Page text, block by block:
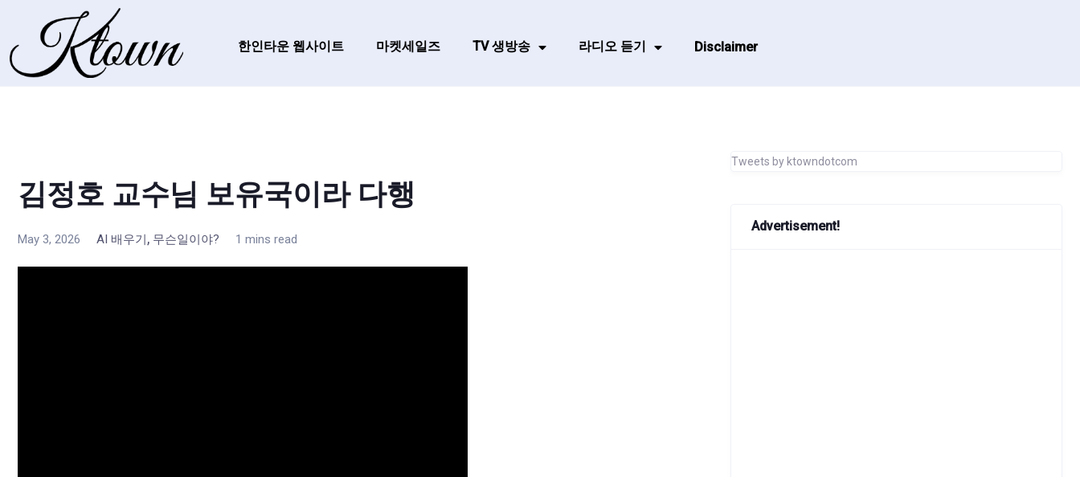
한인타운 웹사이트 마켓세일즈 TV 생방송 라디오 듣기 Disclaimer
김정호 교수님 보유국이라 다행
May 3, 2026 AI 배우기, 무슨일이야? 1 mins read
Tweets by ktowndotcom
Advertisement!